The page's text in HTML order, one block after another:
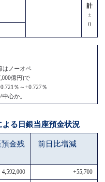
計
±
0
はノーオペ
億円)で
％～+0.727％
心か。
よる日銀当座預金状況
預金残
前日比増減
4,592,000 +55,700